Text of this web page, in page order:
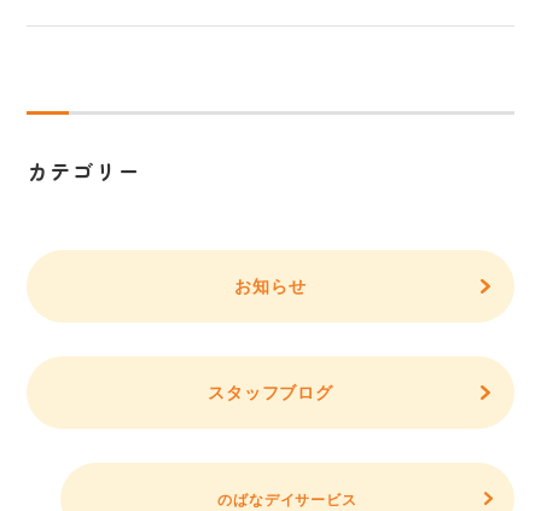
カテゴリー
お知らせ
スタッフブログ
のばなデイサービス